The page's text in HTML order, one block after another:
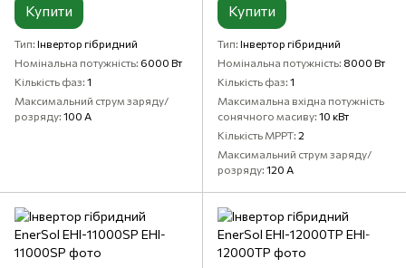
Купити
Тип Інвертор гібридний
Номінальна потужність 6000 Вт
Кількість фаз 1
Максимальний струм заряду/
розряду 100 А
Купити
Тип Інвертор гібридний
Номінальна потужність 8000 Вт
Кількість фаз 1
Максимальна вхідна потужність
сонячного масиву 10 кВт
Кількість MPPT 2
Максимальний струм заряду/
розряду 120 А